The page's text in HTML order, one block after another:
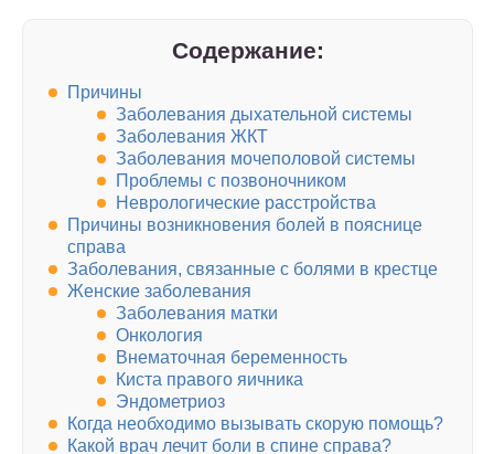
Содержание:
Причины
Заболевания дыхательной системы
Заболевания ЖКТ
Заболевания мочеполовой системы
Проблемы с позвоночником
Неврологические расстройства
Причины возникновения болей в пояснице
справа
Заболевания, связанные с болями в крестце
Женские заболевания
Заболевания матки
Онкология
Внематочная беременность
Киста правого яичника
Эндометриоз
Когда необходимо вызывать скорую помощь?
Какой врач лечит боли в спине справа?